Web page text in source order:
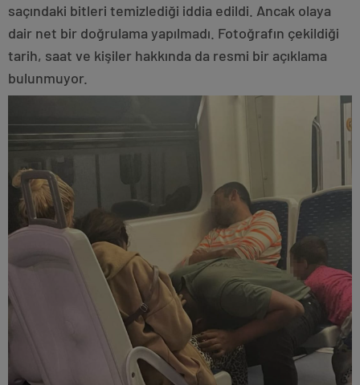
saçındaki bitleri temizlediği iddia edildi. Ancak olaya
dair net bir doğrulama yapılmadı. Fotoğrafın çekildiği
tarih, saat ve kişiler hakkında da resmi bir açıklama
bulunmuyor.